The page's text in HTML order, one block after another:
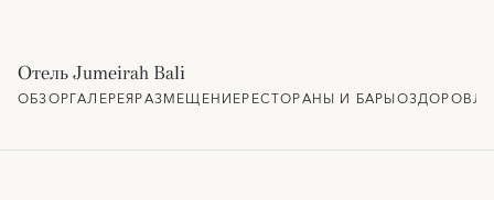
Отель Jumeirah Bali
ОБЗОРГАЛЕРЕЯРАЗМЕЩЕНИЕРЕСТОРАНЫ И БАРЫ